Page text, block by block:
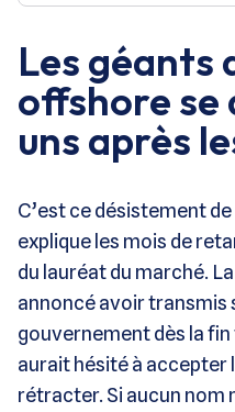
Les géants
offshore se
uns après
C’est ce désistement
explique les mois de
du lauréat du marché.
annoncé avoir transmis
gouvernement dès la
aurait hésité à accepter
rétracter. Si aucun nom